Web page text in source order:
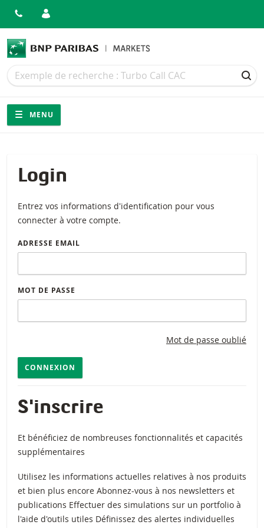
Recherche
Recherche
Navigation
Navigation sur le site
MENU
Login
Entrez vos informations d'identification pour vous
connecter à votre compte.
ADRESSE EMAIL
MOT DE PASSE
Mot de passe oublié
CONNEXION
S'inscrire
Et bénéficiez de nombreuses fonctionnalités et capacités
supplémentaires
Utilisez les informations actuelles relatives à nos produits
et bien plus encore Abonnez-vous à nos newsletters et
publications Effectuer des simulations sur un portfolio à
l'aide d'outils utiles Définissez des alertes individuelles